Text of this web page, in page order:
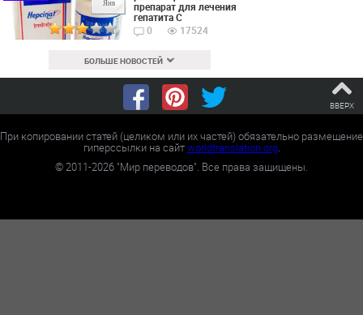
Янв
препарат для лечения
гепатита С
0
17524
БОЛЬШЕ НОВОСТЕЙ
ВВЕРХ
При копировании статей (целиком или их частей) обязательно размещение
гиперссылки на сайтworldtranslation.org.
©2011-2026 "Мир переводов". Все права защищены.